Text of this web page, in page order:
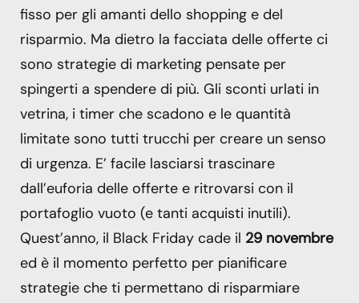
fisso per gli amanti dello shopping e del
risparmio. Ma dietro la facciata delle offerte ci
sono strategie di marketing pensate per
spingerti a spendere di più. Gli sconti urlati in
vetrina, i timer che scadono e le quantità
limitate sono tutti trucchi per creare un senso
di urgenza. E’ facile lasciarsi trascinare
dall’euforia delle offerte e ritrovarsi con il
portafoglio vuoto (e tanti acquisti inutili).
Quest’anno, il Black Friday cade il 29 novembre
ed è il momento perfetto per pianificare
strategie che ti permettano di risparmiare